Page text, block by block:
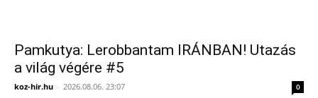
Pamkutya: Lerobbantam IRÁNBAN! Utazás
a világ végére #5
koz-hir.hu - 2026.08.06. 23:07 0